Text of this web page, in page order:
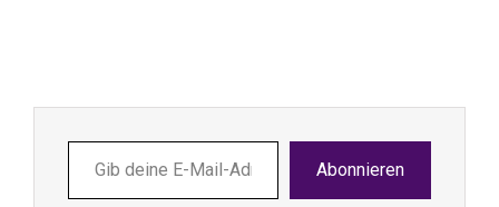
deine
E-
Abonnieren